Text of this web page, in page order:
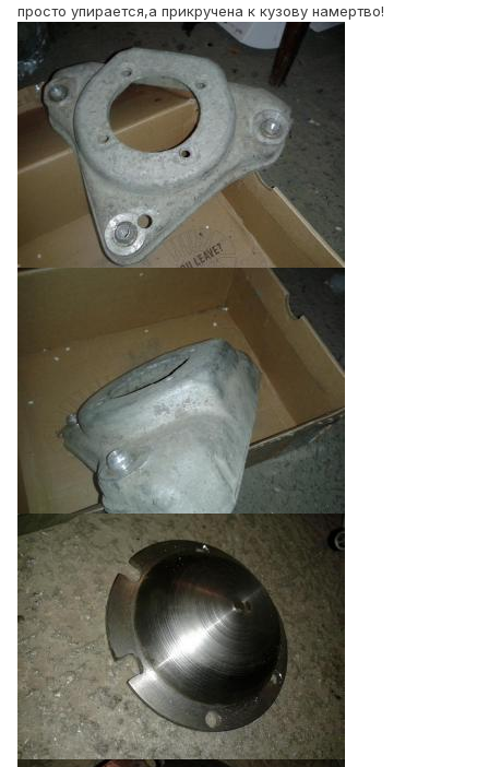
просто упирается,а прикручена к кузову намертво!